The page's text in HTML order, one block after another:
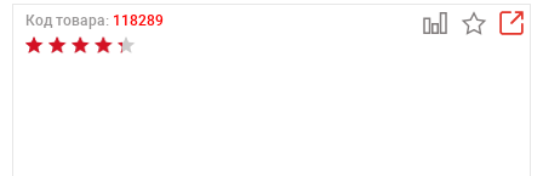
Код товара: 118289